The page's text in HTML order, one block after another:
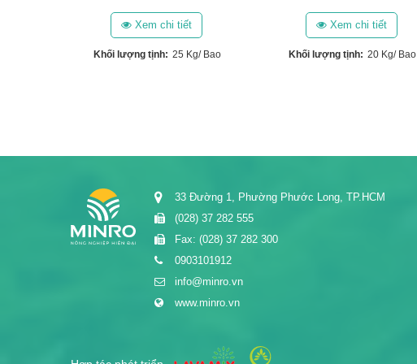
Xem chi tiết
Khối lượng tịnh: 25 Kg/ Bao
Xem chi tiết
Khối lượng tịnh: 20 Kg/ Bao
33 Đường 1, Phường Phước Long, TP.HCM
(028) 37 282 555
Fax: (028) 37 282 300
0903101912
info@minro.vn
www.minro.vn